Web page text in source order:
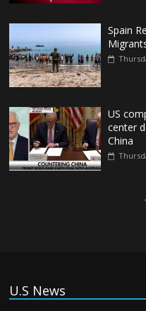
Spain
US
center
China
China,
U.S News